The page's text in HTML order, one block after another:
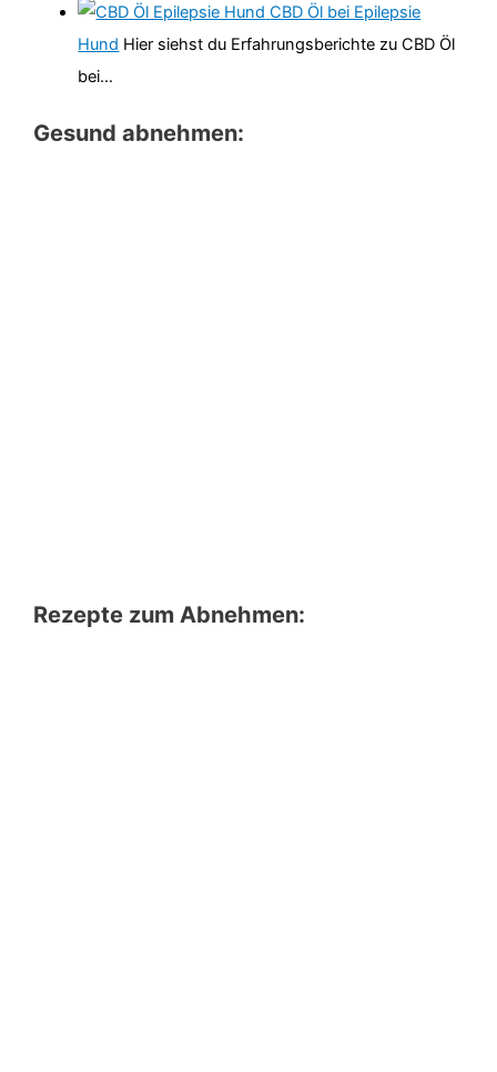
CBD Öl bei Epilepsie
Hund Hier siehst du Erfahrungsberichte zu CBD Öl
bei…
Gesund abnehmen:
Rezepte zum Abnehmen: